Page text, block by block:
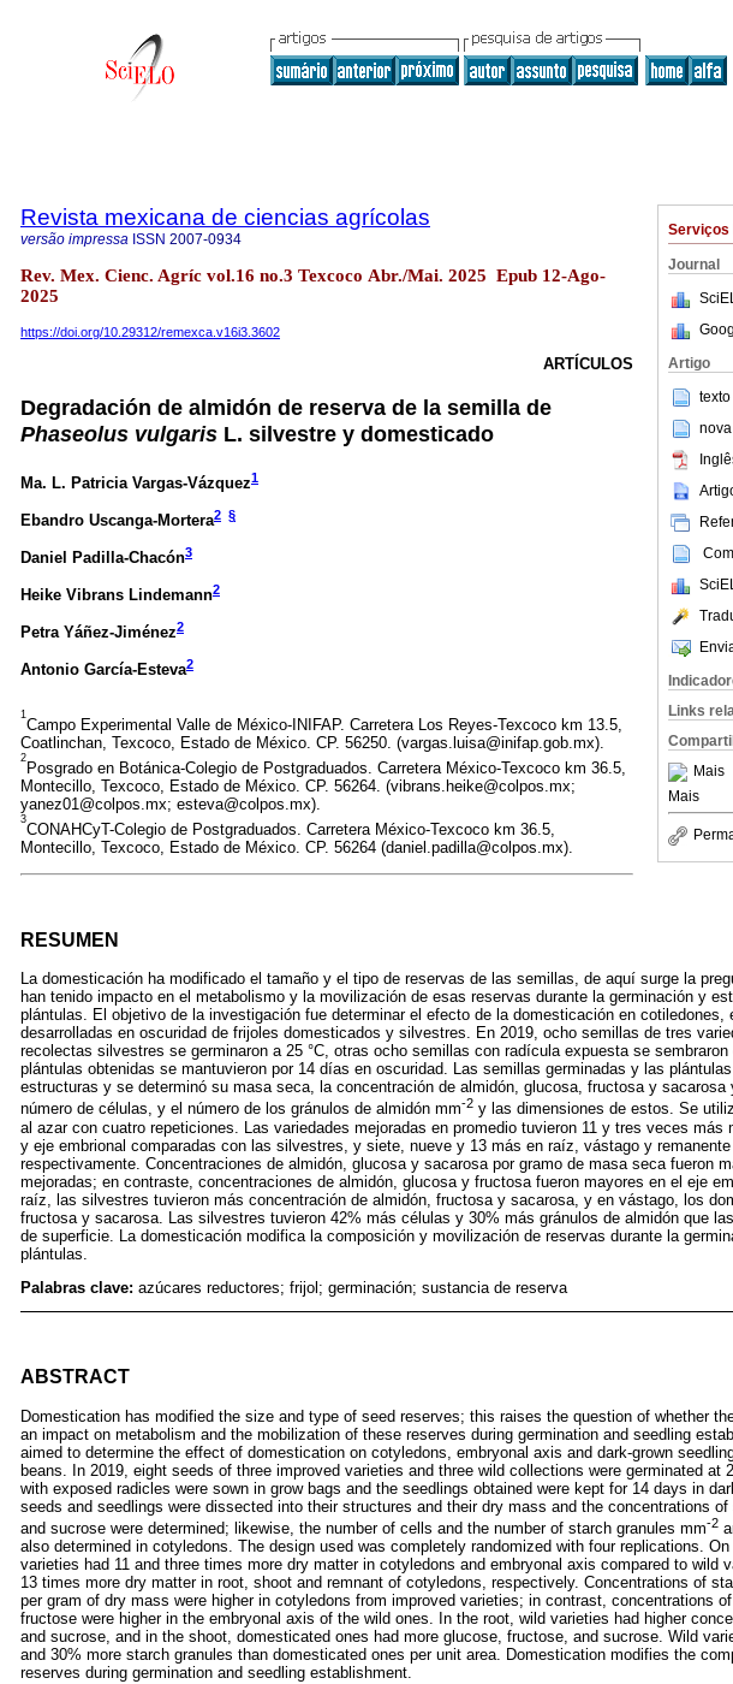
Serviços
Journal
Artigo
Links
Mais
Mais
Revista mexicana de ciencias agrícolas
versão impressa ISSN 2007-0934
Rev. Mex. Cienc. Agríc vol.16 no.3 Texcoco Abr./Mai. 2025 Epub 12-Ago-
2025
https://doi.org/10.29312/remexca.v16i3.3602
ARTÍCULOS
Degradación de almidón de reserva de la semilla de
Phaseolus vulgaris L. silvestre y domesticado
Ma. L. Patricia Vargas-Vázquez1
Ebandro Uscanga-Mortera2 §
Daniel Padilla-Chacón3
Heike Vibrans Lindemann2
Petra Yáñez-Jiménez2
Antonio García-Esteva2
1
Campo Experimental Valle de México-INIFAP. Carretera Los Reyes-Texcoco km 13.5,
Coatlinchan, Texcoco, Estado de México. CP. 56250. (vargas.luisa@inifap.gob.mx).
2
Posgrado en Botánica-Colegio de Postgraduados. Carretera México-Texcoco km 36.5,
Montecillo, Texcoco, Estado de México. CP. 56264. (vibrans.heike@colpos.mx;
yanez01@colpos.mx; esteva@colpos.mx).
3
CONAHCyT-Colegio de Postgraduados. Carretera México-Texcoco km 36.5,
Montecillo, Texcoco, Estado de México. CP. 56264 (daniel.padilla@colpos.mx).
RESUMEN
La domesticación ha modificado el tamaño y el tipo de reservas de las semillas, de aquí surge la
han tenido impacto en el metabolismo y la movilización de esas reservas durante la germinación y
plántulas. El objetivo de la investigación fue determinar el efecto de la domesticación en cotiledones,
desarrolladas en oscuridad de frijoles domesticados y silvestres. En 2019, ocho semillas de tres
recolectas silvestres se germinaron a 25 °C, otras ocho semillas con radícula expuesta se
plántulas obtenidas se mantuvieron por 14 días en oscuridad. Las semillas germinadas y las
estructuras y se determinó su masa seca, la concentración de almidón, glucosa, fructosa y sacarosa
número de células, y el número de los gránulos de almidón mm-2 y las dimensiones de estos. Se
al azar con cuatro repeticiones. Las variedades mejoradas en promedio tuvieron 11 y tres veces más
y eje embrional comparadas con las silvestres, y siete, nueve y 13 más en raíz, vástago y remanente
respectivamente. Concentraciones de almidón, glucosa y sacarosa por gramo de masa seca fueron
mejoradas; en contraste, concentraciones de almidón, glucosa y fructosa fueron mayores en el eje
raíz, las silvestres tuvieron más concentración de almidón, fructosa y sacarosa, y en vástago, los
fructosa y sacarosa. Las silvestres tuvieron 42% más células y 30% más gránulos de almidón que
de superficie. La domesticación modifica la composición y movilización de reservas durante la
plántulas.
Palabras clave: azúcares reductores; frijol; germinación; sustancia de reserva
ABSTRACT
Domestication has modified the size and type of seed reserves; this raises the question of whether
an impact on metabolism and the mobilization of these reserves during germination and seedling
aimed to determine the effect of domestication on cotyledons, embryonal axis and dark-grown
beans. In 2019, eight seeds of three improved varieties and three wild collections were germinated at
with exposed radicles were sown in grow bags and the seedlings obtained were kept for 14 days in
seeds and seedlings were dissected into their structures and their dry mass and the concentrations
and sucrose were determined; likewise, the number of cells and the number of starch granules mm-2
also determined in cotyledons. The design used was completely randomized with four replications.
varieties had 11 and three times more dry matter in cotyledons and embryonal axis compared to wild
13 times more dry matter in root, shoot and remnant of cotyledons, respectively. Concentrations of
per gram of dry mass were higher in cotyledons from improved varieties; in contrast, concentrations
fructose were higher in the embryonal axis of the wild ones. In the root, wild varieties had higher
and sucrose, and in the shoot, domesticated ones had more glucose, fructose, and sucrose. Wild
and 30% more starch granules than domesticated ones per unit area. Domestication modifies the
reserves during germination and seedling establishment.